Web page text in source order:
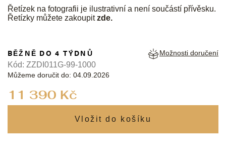
Řetízek na fotografii je ilustrativní a není součástí přívěsku.
Řetízky můžete zakoupitzde.
11 390 Kč
BĚŽNĚ DO 4 TÝDNŮ
Můžeme doručit do: 04.09.2026
Možnosti doručení
Kód: ZZDI011G-99-1000